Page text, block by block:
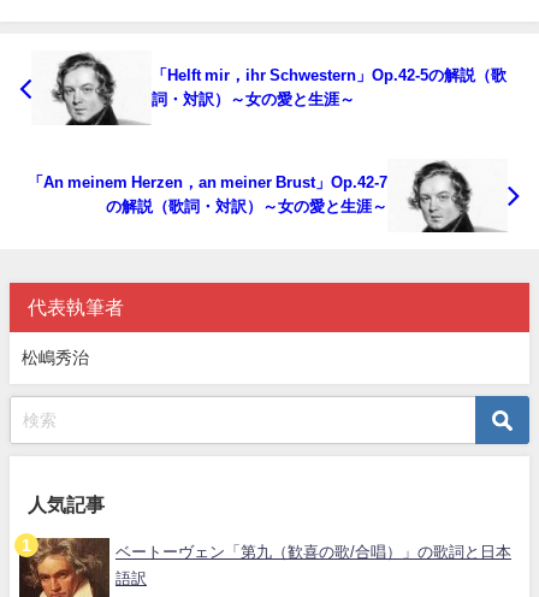
「Helft mir，ihr Schwestern」Op.42-5の解説（歌
詞・対訳）～女の愛と生涯～
「An meinem Herzen，an meiner Brust」Op.42-7
の解説（歌詞・対訳）～女の愛と生涯～
代表執筆者
松嶋秀治
人気記事
ベートーヴェン「第九（歓喜の歌/合唱）」の歌詞と日本
語訳